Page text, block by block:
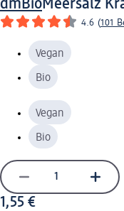
dmBioMeersalz
4.6 (101
Vegan
Bio
Vegan
Bio
1,55 €